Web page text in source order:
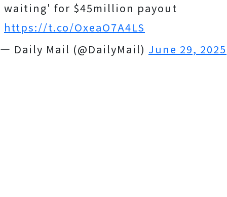
waiting' for $45million payout
https://t.co/OxeaO7A4LS
— Daily Mail (@DailyMail) June 29, 2025